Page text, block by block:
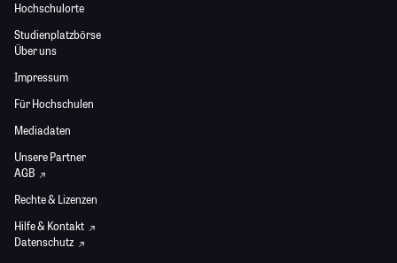
Hochschulorte
Studienplatzbörse
Über uns
Impressum
Für Hochschulen
Mediadaten
Unsere Partner
AGB
Rechte & Lizenzen
Hilfe & Kontakt
Datenschutz